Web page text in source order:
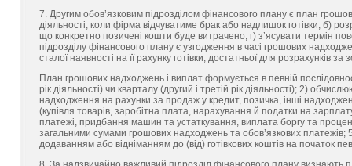
7. Другим обов’язковим підрозділом фінансового плану є план
діяльності, коли фірма відчуватиме брак або надлишок готівки; б)
що конкретно позичені кошти буде витрачено; г) з’ясувати термін
підрозділу фінансового плану є узгодження в часі грошових
сталої наявності на її рахунку готівки, достатньої для розрахунків за
План грошових надходжень і виплат формується в певній
рік діяльності) чи кварталу (другий і третій рік діяльності); 2)
надходження на рахунки за продаж у кредит, позичка, інші
(купівля товарів, заробітна плата, нарахування й податки на
платежі, придбання машин та устаткування, виплата боргу та
загальними сумами грошових надходжень та обов’язкових платежів;
додаванням або відніманням до (від) готівкових коштів на початок